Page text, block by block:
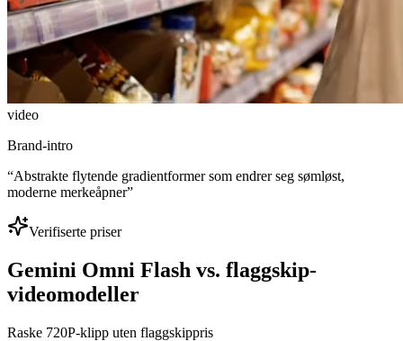
video
Brand-intro
“Abstrakte flytende gradientformer som endrer seg sømløst,
moderne merkeåpner”
Verifiserte priser
Gemini Omni Flash vs. flaggskip-
videomodeller
Raske 720P-klipp uten flaggskippris